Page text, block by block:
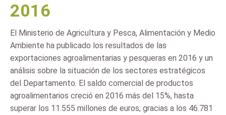
2016
El Ministerio de Agricultura y Pesca, Alimentación y Medio
Ambiente ha publicado los resultados de las
exportaciones agroalimentarias y pesqueras en 2016 y un
análisis sobre la situación de los sectores estratégicos
del Departamento. El saldo comercial de productos
agroalimentarios creció en 2016 más del 15%, hasta
superar los 11.555 millones de euros; gracias a los 46.781